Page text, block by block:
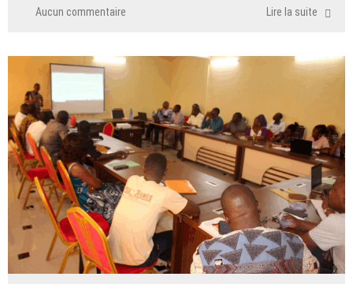
Aucun commentaire Lire la suite